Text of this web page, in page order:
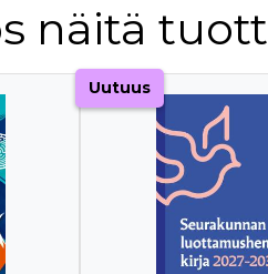
näitä
Uutuus